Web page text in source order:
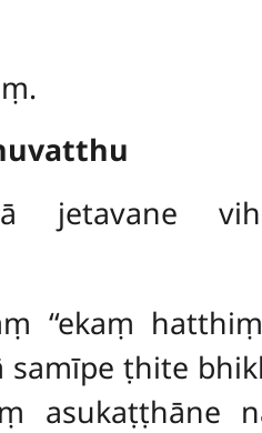
jetavane
hatthiṃ
ṭhite
asukaṭṭhāne